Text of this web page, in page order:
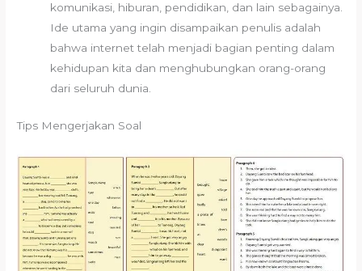
komunikasi, hiburan, pendidikan, dan lain sebagainya.
Ide utama yang ingin disampaikan penulis adalah
bahwa internet telah menjadi bagian penting dalam
kehidupan kita dan menghubungkan orang-orang
dari seluruh dunia.
Tips Mengerjakan Soal